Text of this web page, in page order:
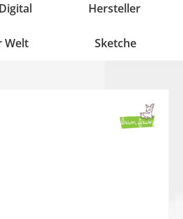
Hersteller
Welt Sketche